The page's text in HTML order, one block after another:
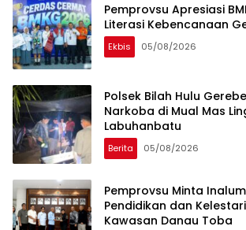
Pemprovsu Apresiasi
Literasi Kebencanaan
Ekbis 05/08/2026
Polsek Bilah Hulu
Narkoba di Mual Mas
Labuhanbatu
Berita 05/08/2026
Pemprovsu Minta
Pendidikan dan
Kawasan Danau Toba